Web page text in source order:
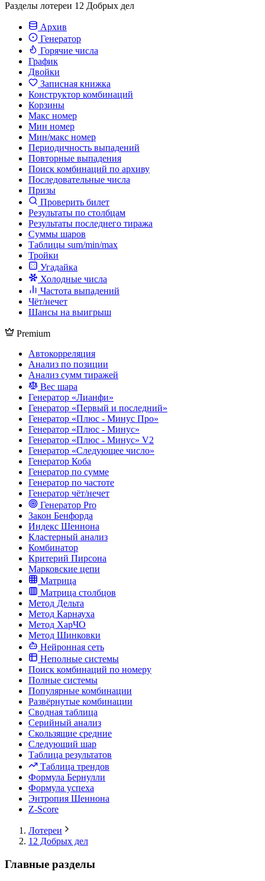
Разделы лотереи 12 Добрых дел
Архив
Генератор
Горячие числа
График
Двойки
Записная книжка
Конструктор комбинаций
Корзины
Макс номер
Мин номер
Мин/макс номер
Периодичность выпадений
Повторные выпадения
Поиск комбинаций по архиву
Последовательные числа
Призы
Проверить билет
Результаты по столбцам
Результаты последнего тиража
Суммы шаров
Таблицы sum/min/max
Тройки
Угадайка
Холодные числа
Частота выпадений
Чёт/нечет
Шансы на выигрыш
Premium
Автокорреляция
Анализ по позиции
Анализ сумм тиражей
Вес шара
Генератор «Лианфи»
Генератор «Первый и последний»
Генератор «Плюс - Минус Про»
Генератор «Плюс - Минус»
Генератор «Плюс - Минус» V2
Генератор «Следующее число»
Генератор Коба
Генератор по сумме
Генератор по частоте
Генератор чёт/нечет
Генератор Pro
Закон Бенфорда
Индекс Шеннона
Кластерный анализ
Комбинатор
Критерий Пирсона
Марковские цепи
Матрица
Матрица столбцов
Метод Дельта
Метод Карнауха
Метод ХарЧО
Метод Шинковки
Нейронная сеть
Неполные системы
Поиск комбинаций по номеру
Полные системы
Популярные комбинации
Развёрнутые комбинации
Сводная таблица
Серийный анализ
Скользящие средние
Следующий шар
Таблица результатов
Таблица трендов
Формула Бернулли
Формула успеха
Энтропия Шеннона
Z-Score
Лотереи
12 Добрых дел
Главные разделы